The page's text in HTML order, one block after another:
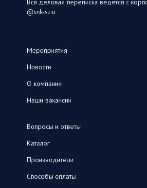
@snk-s.ru
Мероприятия
Новости
О компании
Наши вакансии
Вопросы и ответы
Каталог
Производители
Способы оплаты